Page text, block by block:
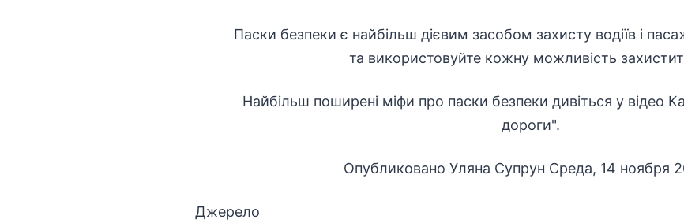
Паски безпеки є найбільш дієвим засобом захисту водіїв і
та використовуйте кожну можливість
Найбільш поширені міфи про паски безпеки дивіться у відео
дороги".
Опубликовано Уляна Супрун Cреда, 14 ноября
Джерело